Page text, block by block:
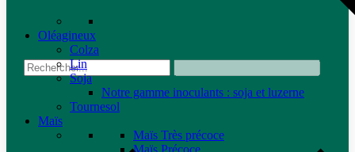
Oléagineux
Colza
Lin
Soja
Notre gamme inoculants : soja et luzerne
Tournesol
Maïs
Maïs Très précoce